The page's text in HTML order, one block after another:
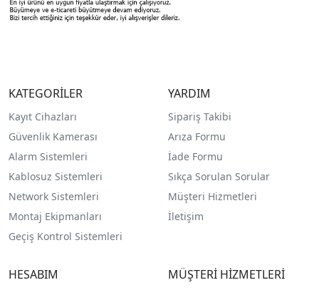
KATEGORİLER
Kayıt Cihazları
Güvenlik Kamerası
Alarm Sistemleri
Kablosuz Sistemleri
Network Sistemleri
Montaj Ekipmanları
Geçiş Kontrol Sistemleri
YARDIM
Sipariş Takibi
Arıza Formu
İade Formu
Sıkça Sorulan Sorular
Müşteri Hizmetleri
İletişim
HESABIM MÜŞTERİ HİZMETLERİ